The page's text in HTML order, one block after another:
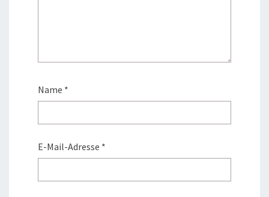
Name *
E-Mail-Adresse *